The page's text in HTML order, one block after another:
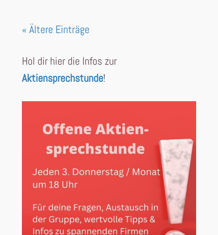
« Ältere Einträge
Hol dir hier die Infos zur
Aktiensprechstunde!